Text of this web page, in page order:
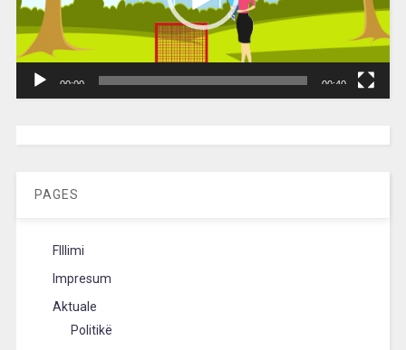
00:00 00:40
PAGES
FIllimi
Impresum
Aktuale
Politikë